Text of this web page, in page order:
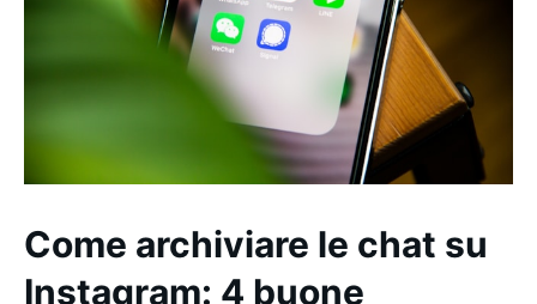
Come archiviare le chat su
Instagram: 4 buone